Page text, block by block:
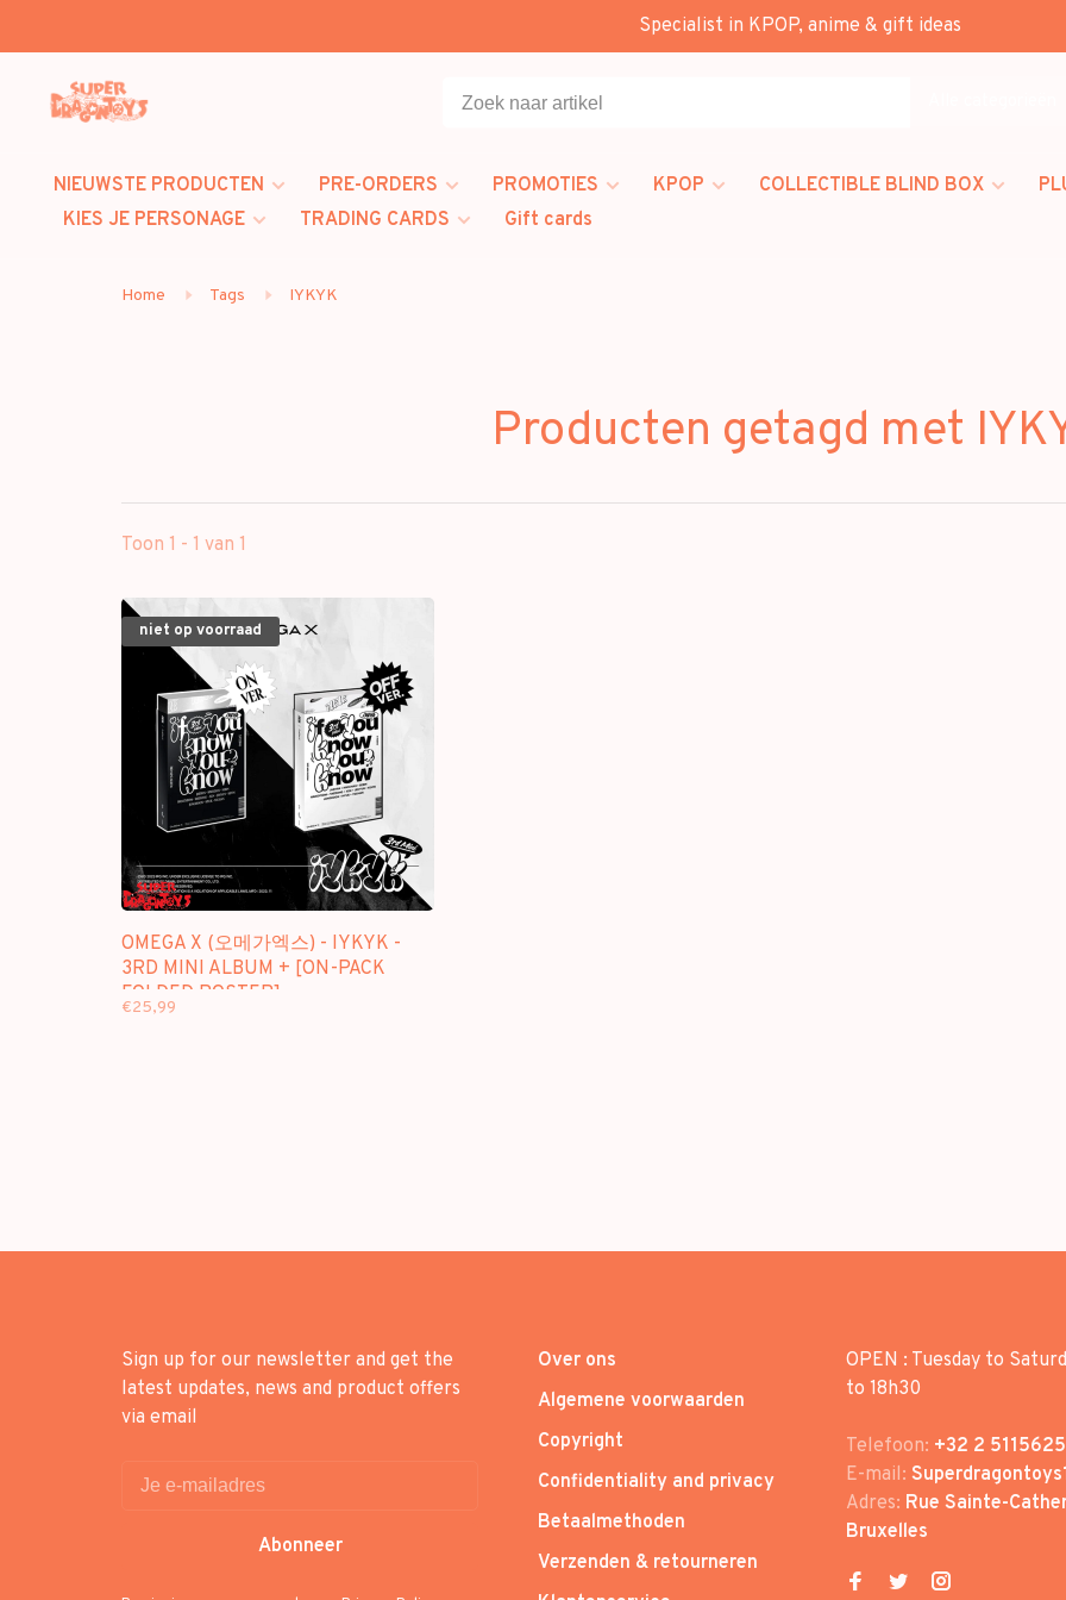
Specialist in KPOP, anime & gift ideas
NIEUWSTE PRODUCTEN PRE-ORDERS PROMOTIES KPOP COLLECTIBLE BLIND BOX
KIES JE PERSONAGE
TRADING CARDS Gift cards
Home Tags IYKYK
Producten getagd met
Toon 1 - 1 van 1
niet op voorraad
OMEGA X (오메가엑스) - IYKYK -
3RD MINI ALBUM + [ON-PACK
FOLDED POSTER]
€25,99
Sign up for our newsletter and get the
latest updates, news and product offers
via email
Abonneer
Over ons
Algemene voorwaarden
Copyright
Confidentiality and privacy
Betaalmethoden
Verzenden & retourneren
OPEN : Tuesday to
to 18h30
Telefoon: +32 2 5115625
E-mail:
Adres: Rue Sainte-
Bruxelles